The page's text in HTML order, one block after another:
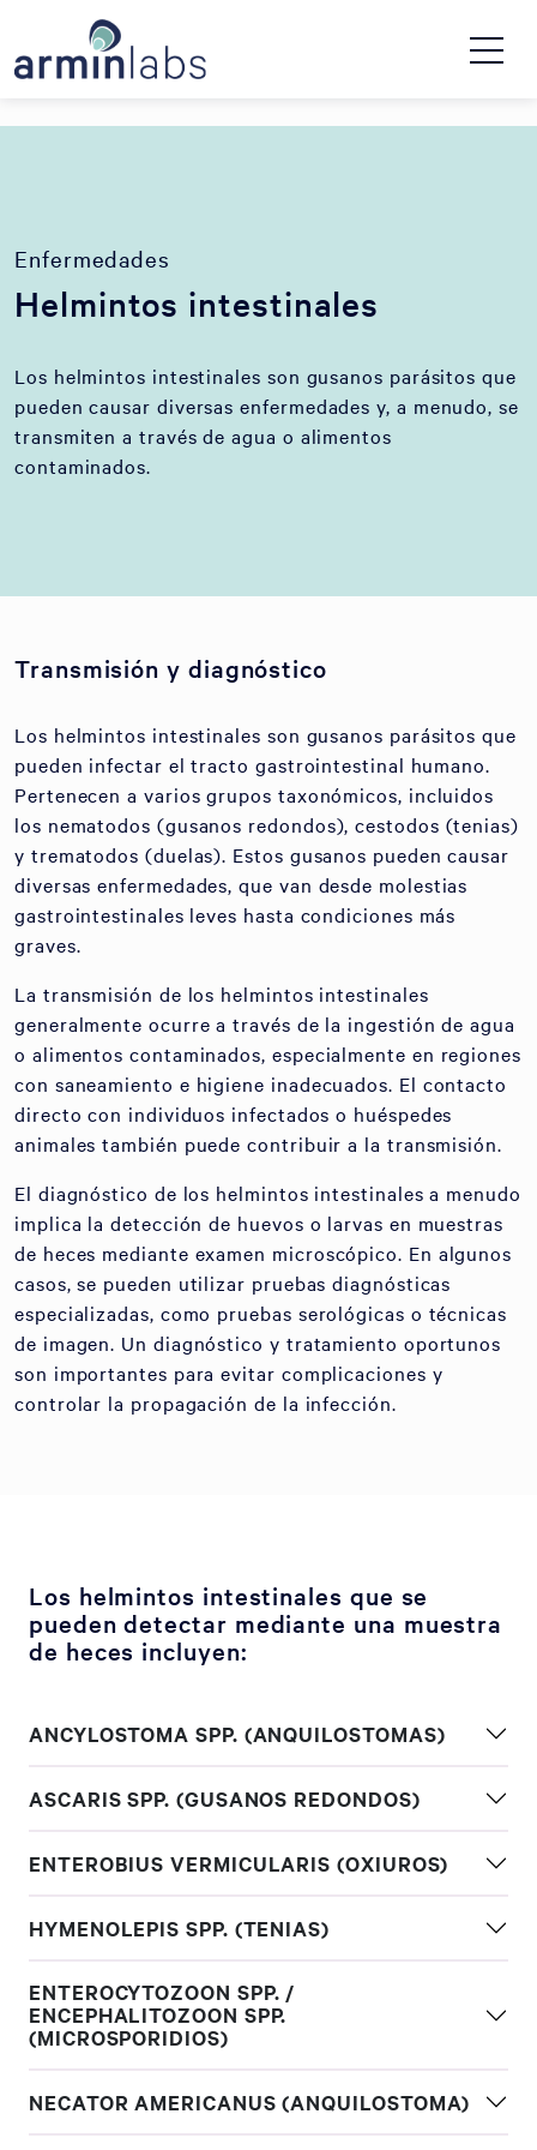
Enfermedades
Helmintos intestinales
Los helmintos intestinales son gusanos parásitos que
pueden causar diversas enfermedades y, a menudo, se
transmiten a través de agua o alimentos
contaminados.
Transmisión y diagnóstico
Los helmintos intestinales son gusanos parásitos que
pueden infectar el tracto gastrointestinal humano.
Pertenecen a varios grupos taxonómicos, incluidos
los nematodos (gusanos redondos), cestodos (tenias)
y trematodos (duelas). Estos gusanos pueden causar
diversas enfermedades, que van desde molestias
gastrointestinales leves hasta condiciones más
graves.
La transmisión de los helmintos intestinales
generalmente ocurre a través de la ingestión de agua
o alimentos contaminados, especialmente en regiones
con saneamiento e higiene inadecuados. El contacto
directo con individuos infectados o huéspedes
animales también puede contribuir a la transmisión.
El diagnóstico de los helmintos intestinales a menudo
implica la detección de huevos o larvas en muestras
de heces mediante examen microscópico. En algunos
casos, se pueden utilizar pruebas diagnósticas
especializadas, como pruebas serológicas o técnicas
de imagen. Un diagnóstico y tratamiento oportunos
son importantes para evitar complicaciones y
controlar la propagación de la infección.
Los helmintos intestinales que se
pueden detectar mediante una muestra
de heces incluyen:
ANCYLOSTOMA SPP. (ANQUILOSTOMAS)
ASCARIS SPP. (GUSANOS REDONDOS)
ENTEROBIUS VERMICULARIS (OXIUROS)
HYMENOLEPIS SPP. (TENIAS)
ENTEROCYTOZOON SPP. /
ENCEPHALITOZOON SPP.
(MICROSPORIDIOS)
NECATOR AMERICANUS (ANQUILOSTOMA)